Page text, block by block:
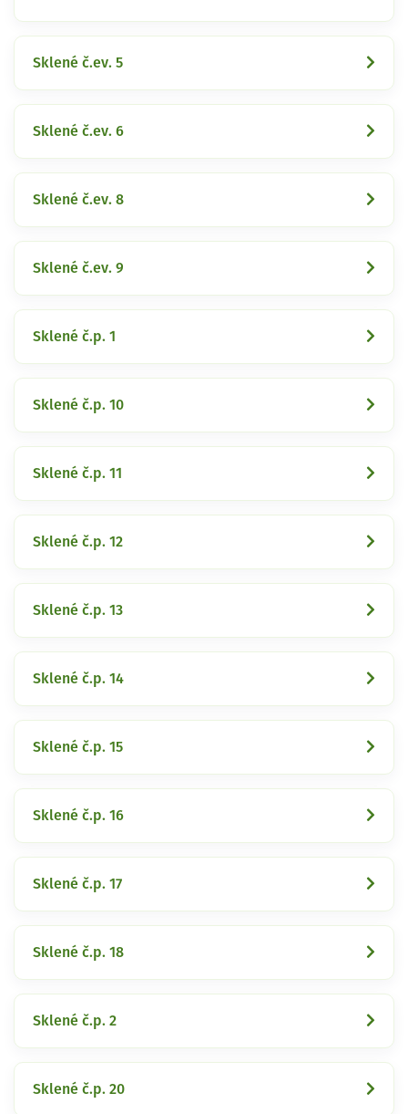
Sklené č.ev. 5
Sklené č.ev. 6
Sklené č.ev. 8
Sklené č.ev. 9
Sklené č.p. 1
Sklené č.p. 10
Sklené č.p. 11
Sklené č.p. 12
Sklené č.p. 13
Sklené č.p. 14
Sklené č.p. 15
Sklené č.p. 16
Sklené č.p. 17
Sklené č.p. 18
Sklené č.p. 2
Sklené č.p. 20